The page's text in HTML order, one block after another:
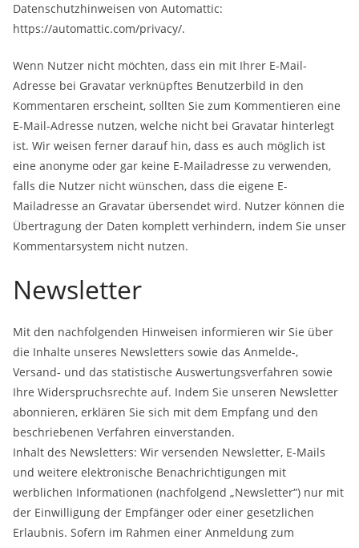
Datenschutzhinweisen von Automattic:
https://automattic.com/privacy/.
Wenn Nutzer nicht möchten, dass ein mit Ihrer E-Mail-
Adresse bei Gravatar verknüpftes Benutzerbild in den
Kommentaren erscheint, sollten Sie zum Kommentieren eine
E-Mail-Adresse nutzen, welche nicht bei Gravatar hinterlegt
ist. Wir weisen ferner darauf hin, dass es auch möglich ist
eine anonyme oder gar keine E-Mailadresse zu verwenden,
falls die Nutzer nicht wünschen, dass die eigene E-
Mailadresse an Gravatar übersendet wird. Nutzer können die
Übertragung der Daten komplett verhindern, indem Sie unser
Kommentarsystem nicht nutzen.
Newsletter
Mit den nachfolgenden Hinweisen informieren wir Sie über
die Inhalte unseres Newsletters sowie das Anmelde-,
Versand- und das statistische Auswertungsverfahren sowie
Ihre Widerspruchsrechte auf. Indem Sie unseren Newsletter
abonnieren, erklären Sie sich mit dem Empfang und den
beschriebenen Verfahren einverstanden.
Inhalt des Newsletters: Wir versenden Newsletter, E-Mails
und weitere elektronische Benachrichtigungen mit
werblichen Informationen (nachfolgend „Newsletter“) nur mit
der Einwilligung der Empfänger oder einer gesetzlichen
Erlaubnis. Sofern im Rahmen einer Anmeldung zum